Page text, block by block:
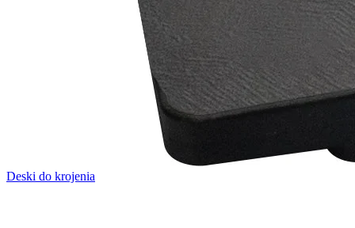
Deski do krojenia